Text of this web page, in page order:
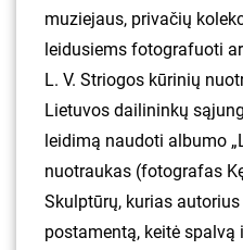
muziejaus, privačių
leidusiems fotografuoti
L. V. Striogos kūrinių
Lietuvos dailininkų
leidimą naudoti albumo
nuotraukas (fotografas
Skulptūrų, kurias
postamentą, keitė spalvą